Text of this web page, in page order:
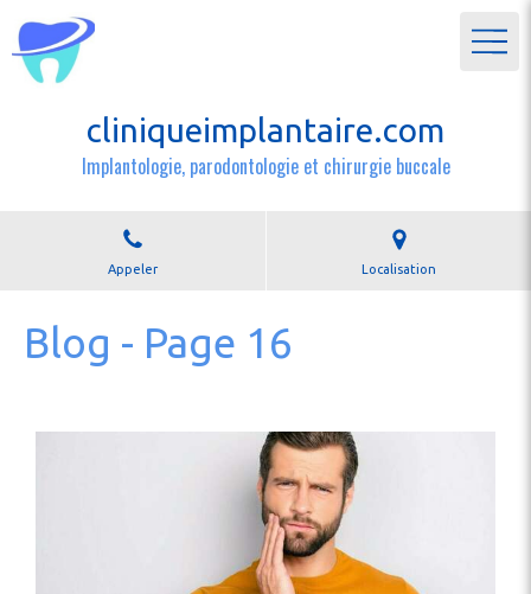
cliniqueimplantaire.com
Implantologie, parodontologie et chirurgie buccale
Appeler Localisation
Blog - Page 16